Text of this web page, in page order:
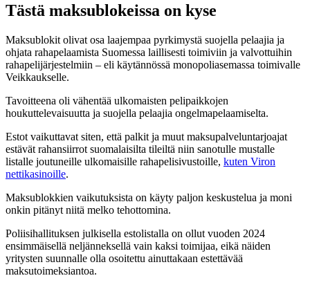
Tästä maksublokeissa on kyse
Maksublokit olivat osa laajempaa pyrkimystä suojella pelaajia ja
ohjata rahapelaamista Suomessa laillisesti toimiviin ja valvottuihin
rahapelijärjestelmiin – eli käytännössä monopoliasemassa toimivalle
Veikkaukselle.
Tavoitteena oli vähentää ulkomaisten pelipaikkojen
houkuttelevaisuutta ja suojella pelaajia ongelmapelaamiselta.
Estot vaikuttavat siten, että palkit ja muut maksupalveluntarjoajat
estävät rahansiirrot suomalaisilta tileiltä niin sanotulle mustalle
listalle joutuneille ulkomaisille rahapelisivustoille, kuten Viron
nettikasinoille.
Maksublokkien vaikutuksista on käyty paljon keskustelua ja moni
onkin pitänyt niitä melko tehottomina.
Poliisihallituksen julkisella estolistalla on ollut vuoden 2024
ensimmäisellä neljänneksellä vain kaksi toimijaa, eikä näiden
yritysten suunnalle olla osoitettu ainuttakaan estettävää
maksutoimeksiantoa.